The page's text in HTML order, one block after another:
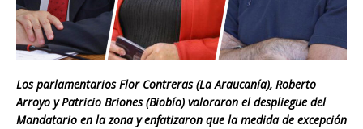
Los parlamentarios Flor Contreras (La Araucanía), Roberto
Arroyo y Patricio Briones (Biobío) valoraron el despliegue del
Mandatario en la zona y enfatizaron que la medida de excepción